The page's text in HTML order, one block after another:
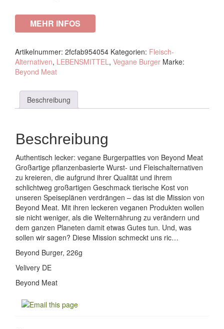
MEHR INFOS
Artikelnummer: 2fcfab954054 Kategorien: Fleisch-
Alternativen, LEBENSMITTEL, Vegane Burger Marke:
Beyond Meat
Beschreibung
Beschreibung
Authentisch lecker: vegane Burgerpatties von Beyond Meat
Großartige pflanzenbasierte Wurst- und Fleischalternativen
zu kreieren, die aufgrund ihrer Qualität und ihrem
schlichtweg großartigen Geschmack tierische Kost von
unseren Speiseplänen verdrängen – das ist die Mission von
Beyond Meat. Mit ihren leckeren veganen Produkten wollen
sie nicht weniger, als die Welternährung zu verändern und
dem ganzen Planeten damit etwas Gutes tun. Und, was
sollen wir sagen? Diese Mission schmeckt uns ric…
Beyond Burger, 226g
Velivery DE
Beyond Meat